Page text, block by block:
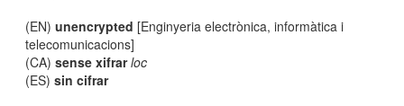
(EN)unencrypted [Enginyeria electrònica, informàtica i
telecomunicacions]
(CA)sense xifrar loc
(ES)sin cifrar